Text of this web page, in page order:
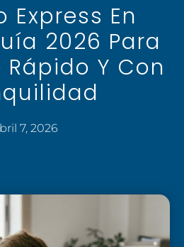
Express En
2026 Para
Y Con
7, 2026